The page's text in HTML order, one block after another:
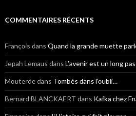
COMMENTAIRES RÉCENTS
François dans Quand la grande muette
Jepah Lemaus dans L’avenir est un long
Mouterdedans Tombés dans l’oubli…
Bernard BLANCKAERT dans Kafka chez